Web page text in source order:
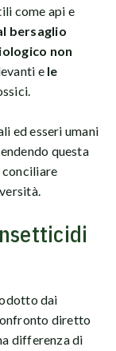
come api e
bersaglio
non
e le
ed esseri umani
questa
dai
diretto
differenza di